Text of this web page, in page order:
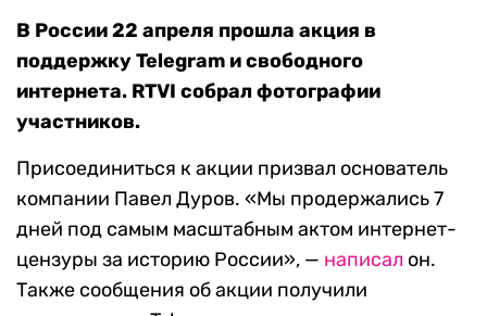
В России 22 апреля прошла акция в
поддержку Telegram и свободного
интернета. RTVI собрал фотографии
участников.
Присоединиться к акции призвал основатель
компании Павел Дуров. «Мы продержались 7
дней под самым масштабным актом интернет-
цензуры за историю России», — написал он.
Также сообщения об акции получили